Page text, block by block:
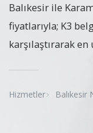
Balıkesir ile
fiyatlarıyla; K3
karşılaştırarak
Hizmetler Balıkesir